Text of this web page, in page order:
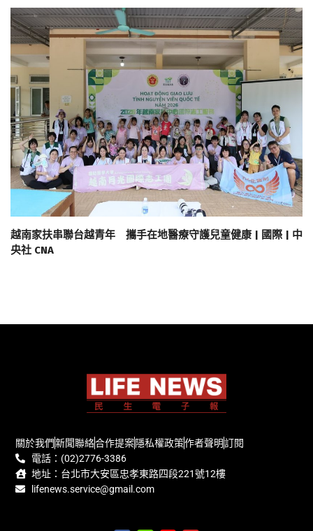
越南家扶串聯台越青年 攜手在地醫療守護兒童健康 | 國際 | 中
央社 CNA
關於我們新聞聯絡合作提案隱私權政策作者聲明訂閱
電話：(02)2776-3386
地址：台北市大安區忠孝東路四段221號12樓
lifenews.service@gmail.com